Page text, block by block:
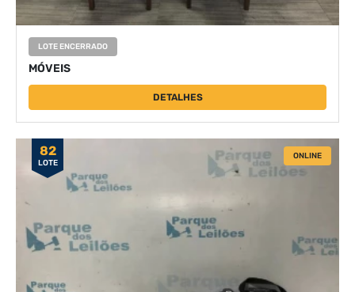
LOTE ENCERRADO
MÓVEIS
DETALHES
82
LOTE
ONLINE